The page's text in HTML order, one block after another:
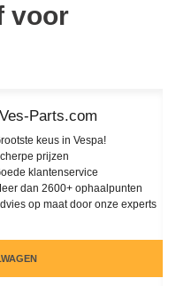
voor
Parts.com
keus in Vespa!
prijzen
klantenservice
dan 2600+ ophaalpunten
op maat door onze experts